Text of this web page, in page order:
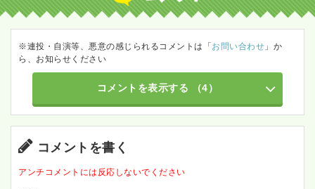
※連投・自演等、悪意の感じられるコメントは「 お問い合わせ 」か
ら、お知らせください
コメントを表示する （4）
コメントを書く
アンチコメントには反応しないでください